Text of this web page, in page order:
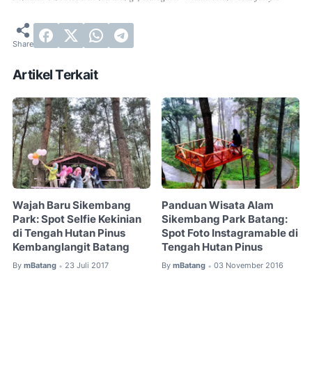
Artikel Terkait
Wajah Baru Sikembang
Park: Spot Selfie Kekinian
di Tengah Hutan Pinus
Kembanglangit Batang
By mBatang • 23 Juli 2017
Panduan Wisata Alam
Sikembang Park Batang:
Spot Foto Instagramable di
Tengah Hutan Pinus
By mBatang • 03 November 2016